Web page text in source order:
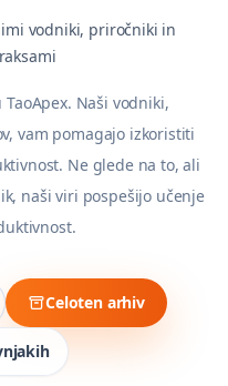
vodniki, priročniki in
Naši vodniki,
vam pomagajo izkoristiti
Ne glede na to, ali
naši viri pospešijo učenje
Celoten arhiv